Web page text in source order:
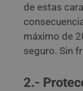
de estas
máximo de
seguro. Sin
2.-